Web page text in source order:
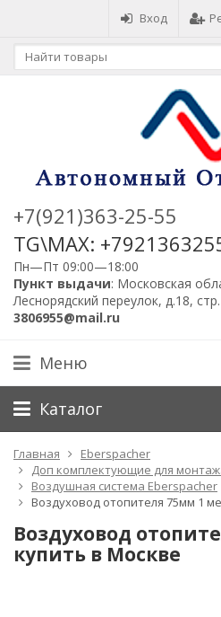
Вход
+7(921)363-25-55
TG\MAX:
Пн—Пт 09:00—18:00
Пункт выдачи: Московская
Леснорядский переулок, д.18,
3806955@mail.ru
Меню
Каталог
Главная
Eberspacher
Доп комплектующие для
Воздушная система Eberspacher
Воздуховод отопителя 75мм 1
Воздуховод
купить в Москве